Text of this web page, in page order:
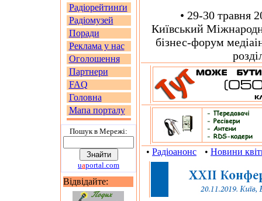
Радіорейтинґи
Радіомузей
Поради
Реклама у нас
Оголошення
Партнери
FAQ
Головна
Мапа порталу
Пошук в Мережi:
uaportal.com
Відвідайте:
• 29-30 травня
Київський
бізнес-форум
• Радіоанонс • Новини